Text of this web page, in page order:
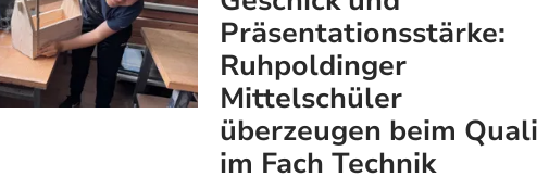
Präsentationsstärke:
Ruhpoldinger
Mittelschüler
überzeugen beim Quali
im Fach Technik